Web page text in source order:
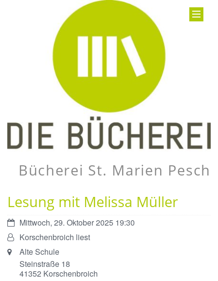
Bücherei St. Marien Pesch
Lesung mit Melissa Müller
Datum:Mittwoch, 29. Oktober 2025 19:30
Von:Korschenbroich liest
Ort: Alte Schule
Steinstraße 18
41352 Korschenbroich